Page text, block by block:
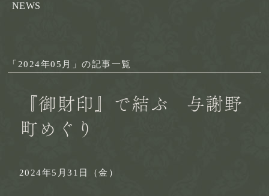
NEWS
「2024年05月」の記事一覧
『御財印』で結ぶ 与謝野
町めぐり
2024年5月31日（金）